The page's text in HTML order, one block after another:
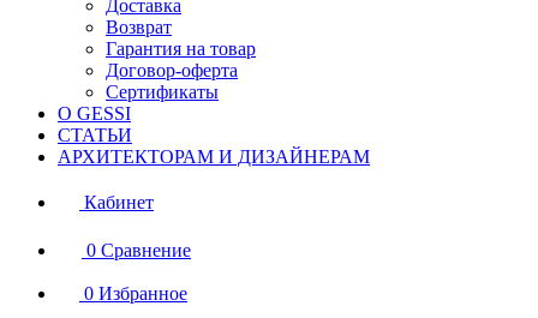
Доставка
Возврат
Гарантия на товар
Договор-оферта
Сертификаты
О GESSI
СТАТЬИ
АРХИТЕКТОРАМ И ДИЗАЙНЕРАМ
Кабинет
0 Сравнение
0 Избранное